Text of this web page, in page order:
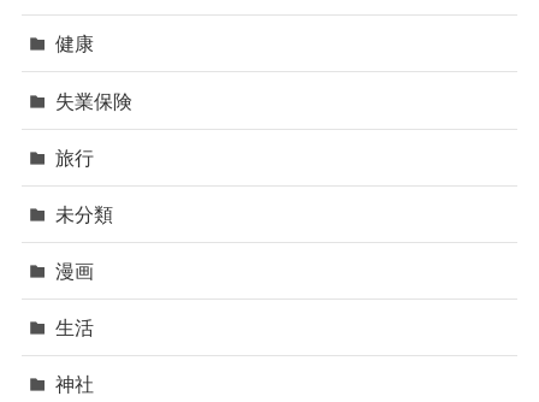
健康
失業保険
旅行
未分類
漫画
生活
神社